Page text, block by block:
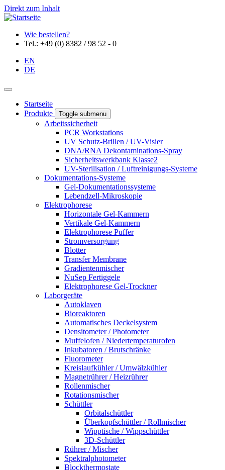
Direkt zum Inhalt
Wie bestellen?
Tel.: +49 (0) 8382 / 98 52 - 0
EN
DE
Startseite
Produkte
Toggle submenu
Arbeitssicherheit
PCR Workstations
UV Schutz-Brillen / UV-Visier
DNA/RNA Dekontaminations-Spray
Sicherheitswerkbank Klasse2
UV-Sterilisation / Luftreinigungs-Systeme
Dokumentations-Systeme
Gel-Dokumentationssysteme
Lebendzell-Mikroskopie
Elektrophorese
Horizontale Gel-Kammern
Vertikale Gel-Kammern
Elektrophorese Puffer
Stromversorgung
Blotter
Transfer Membrane
Gradientenmischer
NuSep Fertiggele
Elektrophorese Gel-Trockner
Laborgeräte
Autoklaven
Bioreaktoren
Automatisches Deckelsystem
Densitometer / Photometer
Muffelofen / Niedertemperaturofen
Inkubatoren / Brutschränke
Fluorometer
Kreislaufkühler / Umwälzkühler
Magnetrührer / Heizrührer
Rollenmischer
Rotationsmischer
Schüttler
Orbitalschüttler
Überkopfschüttler / Rollmischer
Wipptische / Wippschüttler
3D-Schüttler
Rührer / Mischer
Spektralphotometer
Blockthermostate